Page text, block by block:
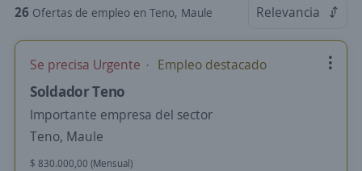
26 Ofertas de empleo en Teno, Maule Relevancia
Se precisa Urgente Empleo destacado
Soldador Teno
Importante empresa del sector
Teno, Maule
$ 830.000,00 (Mensual)